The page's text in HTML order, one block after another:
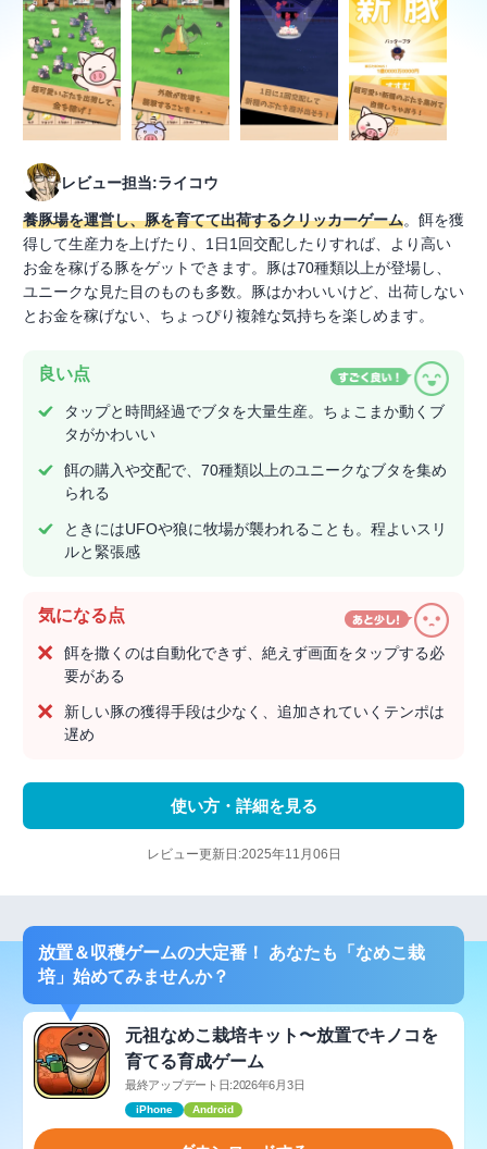
レビュー担当:ライコウ
養豚場を運営し、豚を育てて出荷するクリッカーゲーム。餌を獲
得して生産力を上げたり、1日1回交配したりすれば、より高い
お金を稼げる豚をゲットできます。豚は70種類以上が登場し、
ユニークな見た目のものも多数。豚はかわいいけど、出荷しない
とお金を稼げない、ちょっぴり複雑な気持ちを楽しめます。
良い点
タップと時間経過でブタを大量生産。ちょこまか動くブ
タがかわいい
餌の購入や交配で、70種類以上のユニークなブタを集め
られる
ときにはUFOや狼に牧場が襲われることも。程よいスリ
ルと緊張感
気になる点
餌を撒くのは自動化できず、絶えず画面をタップする必
要がある
新しい豚の獲得手段は少なく、追加されていくテンポは
遅め
使い方・詳細を見る
レビュー更新日:2025年11月06日
放置＆収穫ゲームの大定番！ あなたも「なめこ栽
培」始めてみませんか？
元祖なめこ栽培キット〜放置でキノコを
育てる育成ゲーム
最終アップデート日:2026年6月3日
iPhone Android